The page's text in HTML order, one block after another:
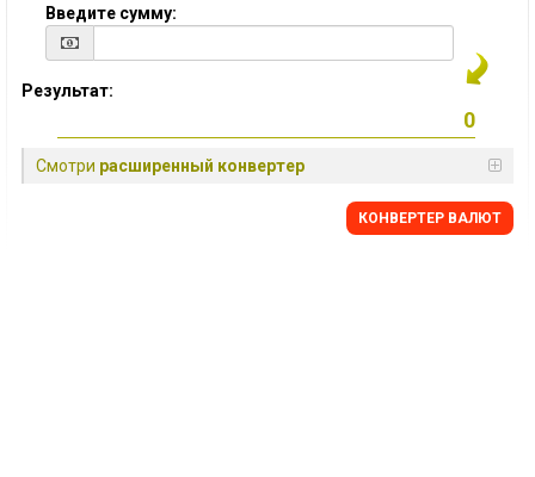
Введите сумму:
Результат:
Смотри расширенный конвертер
КОНВЕРТЕР ВАЛЮТ